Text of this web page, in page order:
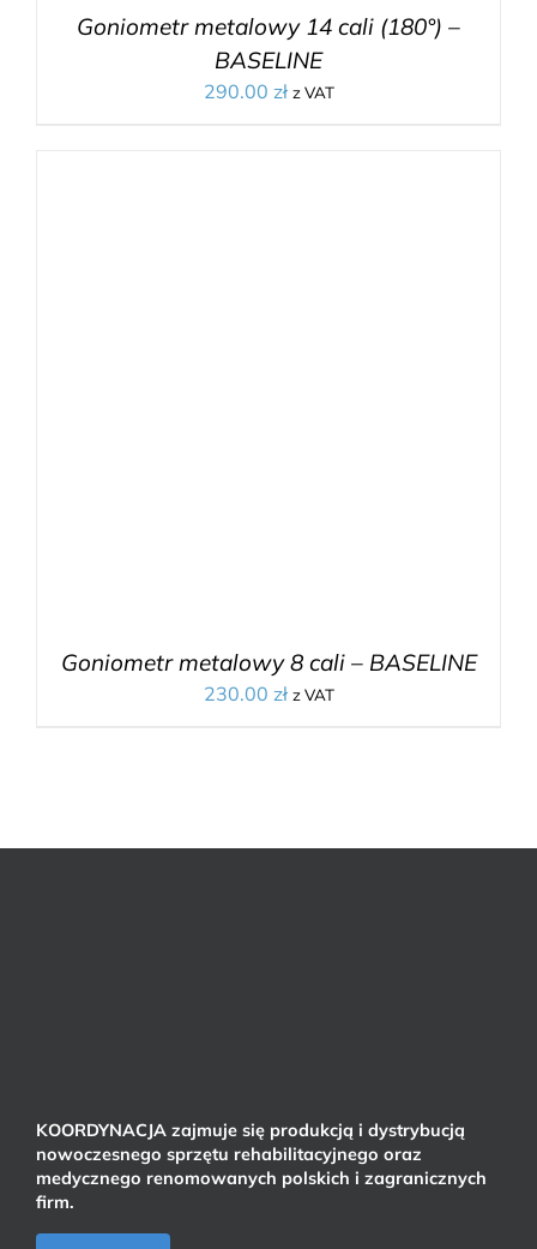
Goniometr metalowy 14 cali (180°) –
BASELINE
290.00 zł z VAT
Goniometr metalowy 8 cali – BASELINE
230.00 zł z VAT
KOORDYNACJA zajmuje się produkcją i dystrybucją
nowoczesnego sprzętu rehabilitacyjnego oraz
medycznego renomowanych polskich i zagranicznych
firm.